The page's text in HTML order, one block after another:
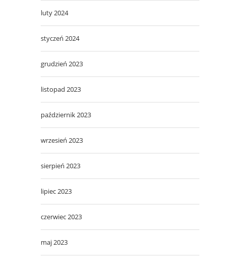
luty 2024
styczeń 2024
grudzień 2023
listopad 2023
październik 2023
wrzesień 2023
sierpień 2023
lipiec 2023
czerwiec 2023
maj 2023